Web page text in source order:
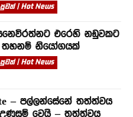
| Hot News
එරෙහි නඩුවකට
නියෝගයක්
| Hot News
– පල්ලන්සේනේ තත්ත්වය
වෙයි – තත්ත්වය